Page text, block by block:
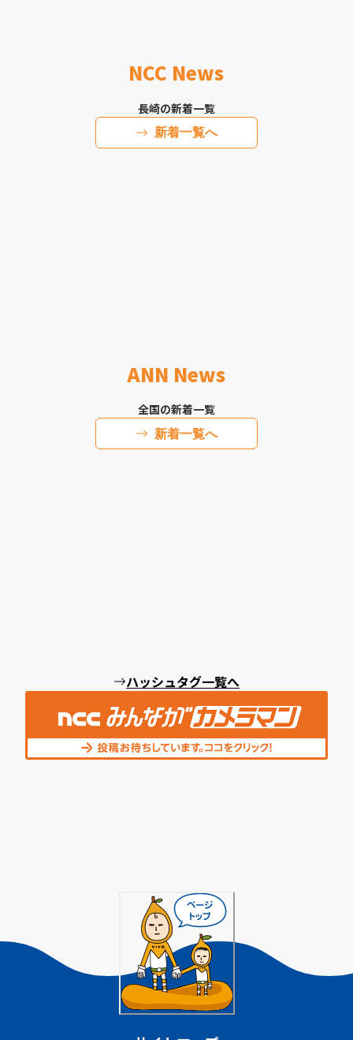
NCC News
長崎の新着一覧
新着一覧へ
ANN News
全国の新着一覧
新着一覧へ
ハッシュタグ一覧へ